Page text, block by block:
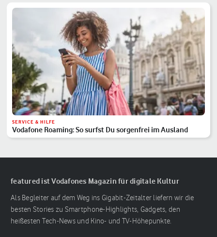
SERVICE & HILFE
Vodafone Roaming: So surfst Du sorgenfrei im Ausland
featured ist Vodafones Magazin für digitale Kultur
Als Begleiter auf dem Weg ins Gigabit-Zeitalter liefern wir die
besten Stories zu Smartphone-Highlights, Gadgets, den
heißesten Tech-News und Kino- und TV-Höhepunkte.